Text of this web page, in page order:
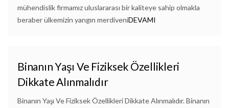
mühendislik firmamız uluslararası bir kaliteye sahip olmakla
beraber ülkemizin yangın merdiveniDEVAMI
Binanın Yaşı Ve Fiziksek Özellikleri
Dikkate Alınmalıdır
Binanın Yaşı Ve Fiziksek Özellikleri Dikkate Alınmalıdır. Binanın